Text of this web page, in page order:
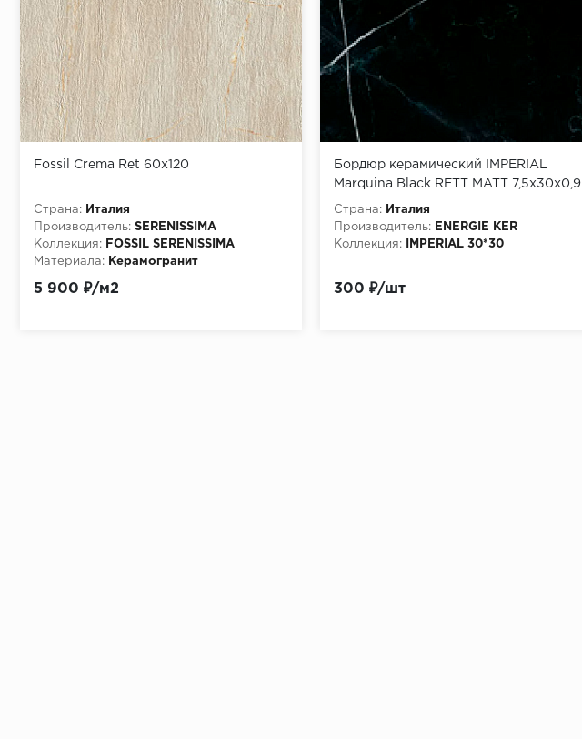
Fossil Crema Ret 60x120
Страна:
Италия
Производитель: SERENISSIMA
Коллекция:
FOSSIL SERENISSIMA
Материала:
Керамогранит
5 900 ₽/м2
Бордюр керамический IMPERIAL
Marquina Black RETT MATT 7,5х30х0,9
см
Страна:
Италия
Производитель:
ENERGIE KER
Коллекция:
IMPERIAL 30*30
300 ₽/шт